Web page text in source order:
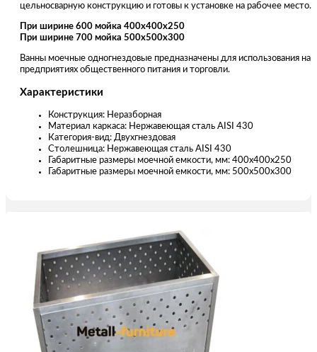
цельносварную конструкцию и готовы к установке на рабочее место.
При ширине 600 мойка 400х400х250
При ширине 700 мойка 500х500х300
Ванны моечные одногнездовые предназначены для использования на
предприятиях общественного питания и торговли.
Характеристики
Конструкция: Неразборная
Материал каркаса: Нержавеющая сталь AISI 430
Категория-вид: Двухгнездовая
Столешница: Нержавеющая сталь AISI 430
Габаритные размеры моечной емкости, мм: 400х400х250
Габаритные размеры моечной емкости, мм: 500х500х300